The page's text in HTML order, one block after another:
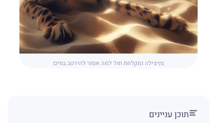
צניצילה ומקלחת חול למה אסור להירטב במים
תוכן עניינים